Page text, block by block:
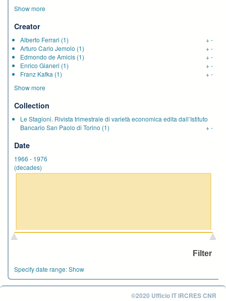
Show more
Creator
Alberto Ferrari (1) +-
Arturo Carlo Jemolo (1) +-
Edmondo de Amicis (1) +-
Enrico Gianeri (1) +-
Franz Kafka (1) +-
Show more
Collection
Le Stagioni. Rivista trimestrale di varietà economica edita dall’Istituto
Bancario San Paolo di Torino (1) +-
Date
1966 - 1976
(decades)
Specify date range:Show
©2020 Ufficio IT IRCRES CNR